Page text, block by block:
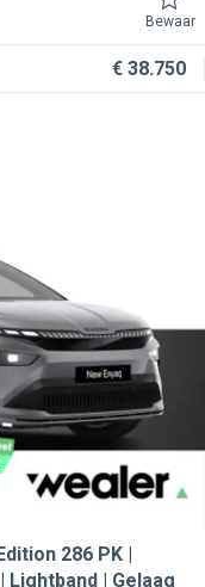
Bewaar
€ 38.750
286 PK |
| Gelaag